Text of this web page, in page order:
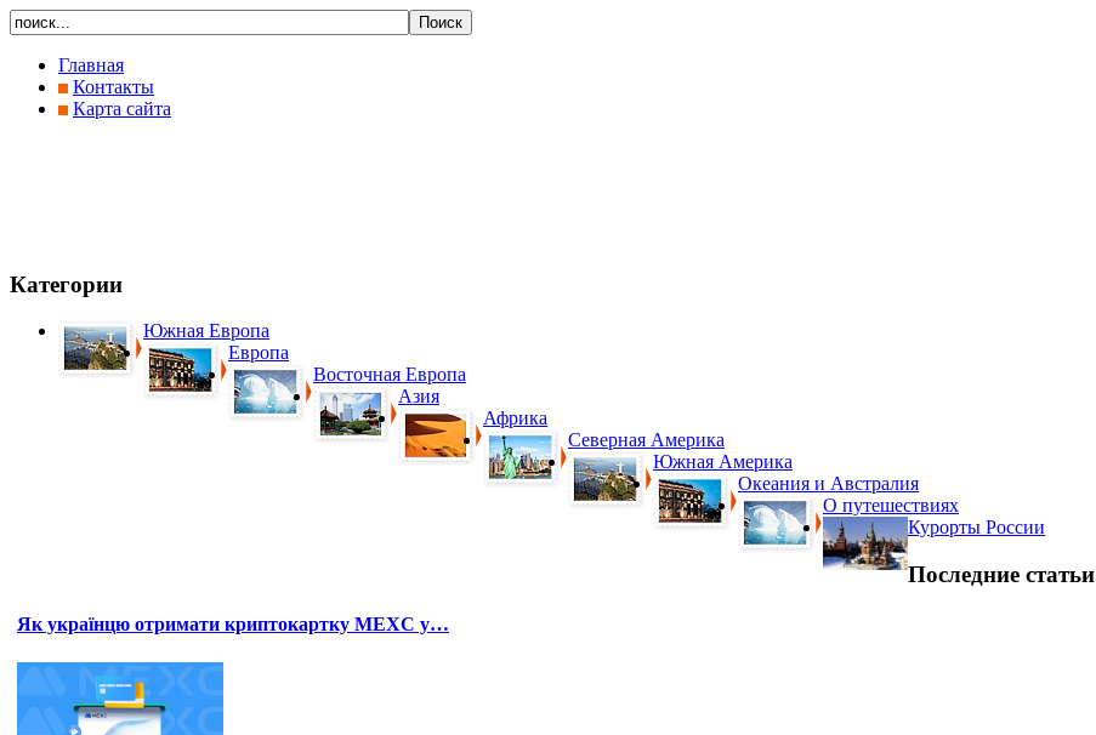
Главная
Контакты
Карта сайта
Категории
Южная Европа
Европа
Восточная Европа
Азия
Африка
Северная Америка
Южная Америка
Океания и Австралия
О путешествиях
Курорты России
Последние статьи
Як українцю отримати криптокартку MEXC у…